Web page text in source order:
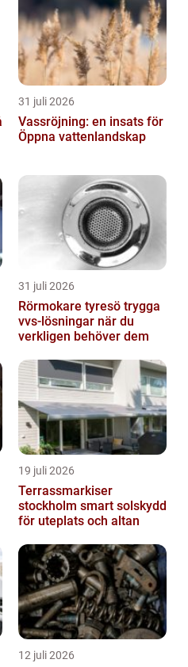
31 juli 2026
Vassröjning: en insats för
Öppna vattenlandskap
31 juli 2026
Rörmokare tyresö trygga
vvs-lösningar när du
verkligen behöver dem
19 juli 2026
Terrassmarkiser
stockholm smart solskydd
för uteplats och altan
12 juli 2026